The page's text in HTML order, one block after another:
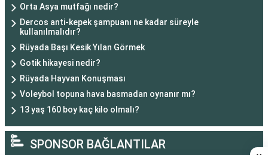
Orta Asya mutfağı nedir?
Dercos anti-kepek şampuanı ne kadar süreyle
kullanılmalıdır?
Rüyada Başı Kesik Yılan Görmek
Gotik hikayesi nedir?
Rüyada Hayvan Konuşması
Voleybol topuna hava basmadan oynanır mı?
13 yaş 160 boy kaç kilo olmalı?
SPONSOR BAĞLANTILAR